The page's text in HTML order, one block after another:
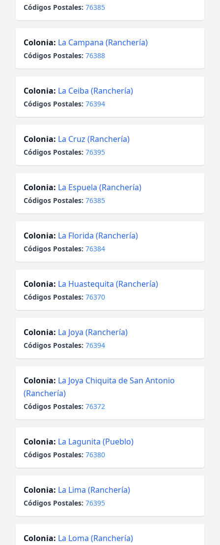
Códigos Postales: 76385
Colonia: La Campana (Ranchería)
Códigos Postales: 76388
Colonia: La Ceiba (Ranchería)
Códigos Postales: 76394
Colonia: La Cruz (Ranchería)
Códigos Postales: 76395
Colonia: La Espuela (Ranchería)
Códigos Postales: 76385
Colonia: La Florida (Ranchería)
Códigos Postales: 76384
Colonia: La Huastequita (Ranchería)
Códigos Postales: 76370
Colonia: La Joya (Ranchería)
Códigos Postales: 76394
Colonia: La Joya Chiquita de San Antonio
(Ranchería)
Códigos Postales: 76372
Colonia: La Lagunita (Pueblo)
Códigos Postales: 76380
Colonia: La Lima (Ranchería)
Códigos Postales: 76395
Colonia: La Loma (Ranchería)